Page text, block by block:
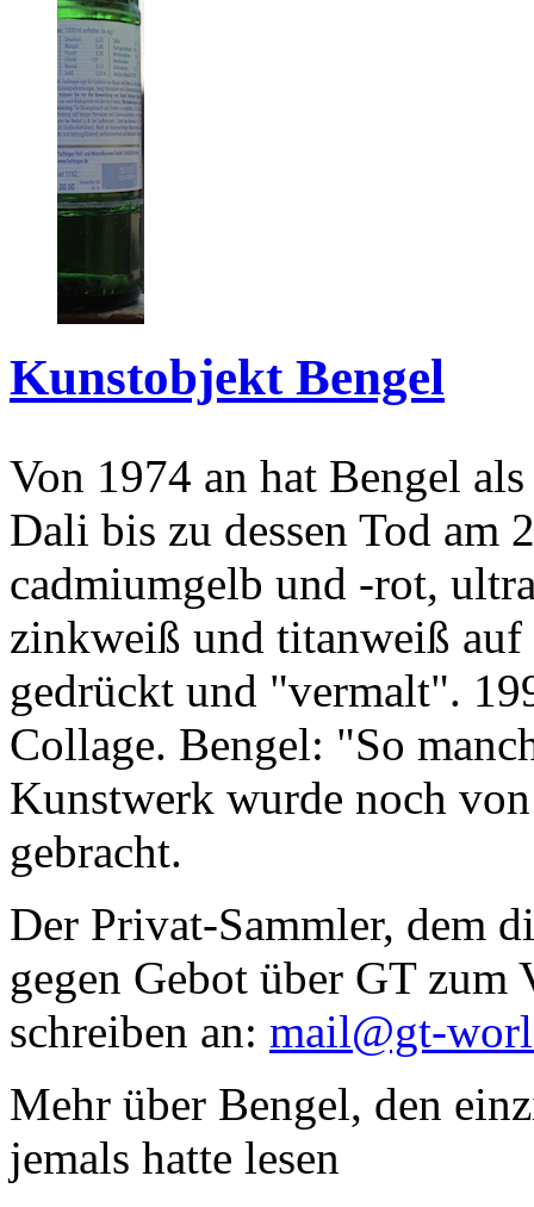
Kunstobjekt Bengel
Von 1974 an hat Bengel
Dali bis zu dessen Tod am
cadmiumgelb und -rot,
zinkweiß und titanweiß
gedrückt und "vermalt".
Collage. Bengel: "So
Kunstwerk wurde noch
gebracht.
Der Privat-Sammler, dem
gegen Gebot über GT zum
schreiben an: mail@gt-
Mehr über Bengel, den
jemals hatte lesen